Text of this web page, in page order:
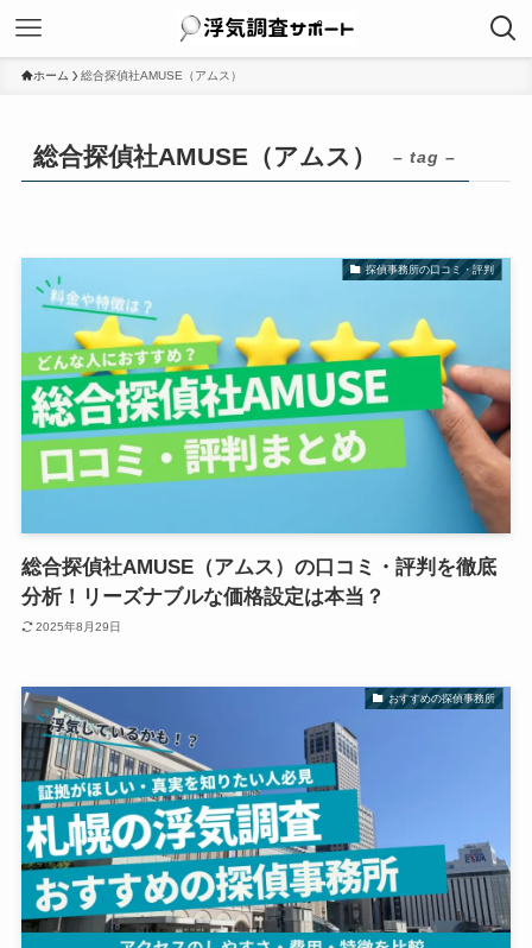
ホーム 総合探偵社AMUSE（アムス）
総合探偵社AMUSE（アムス） – tag –
探偵事務所の口コミ・評判
総合探偵社AMUSE（アムス）の口コミ・評判を徹底
分析！リーズナブルな価格設定は本当？
2025年8月29日
おすすめの探偵事務所